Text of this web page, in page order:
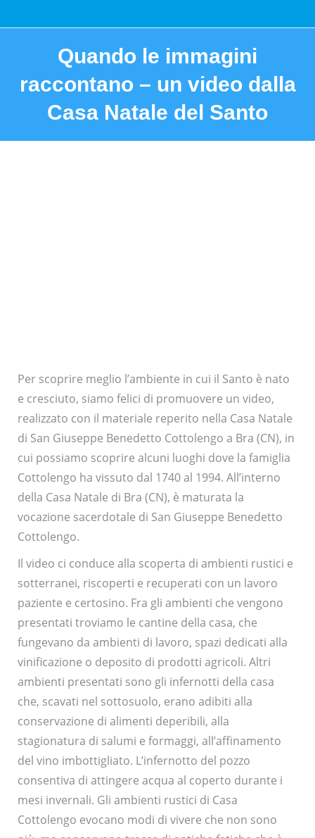
Quando le immagini
raccontano – un video dalla
Casa Natale del Santo
Per scoprire meglio l’ambiente in cui il Santo è nato
e cresciuto, siamo felici di promuovere un video,
realizzato con il materiale reperito nella Casa Natale
di San Giuseppe Benedetto Cottolengo a Bra (CN), in
cui possiamo scoprire alcuni luoghi dove la famiglia
Cottolengo ha vissuto dal 1740 al 1994. All’interno
della Casa Natale di Bra (CN), è maturata la
vocazione sacerdotale di San Giuseppe Benedetto
Cottolengo.
Il video ci conduce alla scoperta di ambienti rustici e
sotterranei, riscoperti e recuperati con un lavoro
paziente e certosino. Fra gli ambienti che vengono
presentati troviamo le cantine della casa, che
fungevano da ambienti di lavoro, spazi dedicati alla
vinificazione o deposito di prodotti agricoli. Altri
ambienti presentati sono gli infernotti della casa
che, scavati nel sottosuolo, erano adibiti alla
conservazione di alimenti deperibili, alla
stagionatura di salumi e formaggi, all’affinamento
del vino imbottigliato. L’infernotto del pozzo
consentiva di attingere acqua al coperto durante i
mesi invernali. Gli ambienti rustici di Casa
Cottolengo evocano modi di vivere che non sono